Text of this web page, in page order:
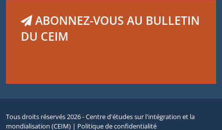
ABONNEZ-VOUS AU BULLETIN
DU CEIM
Tous droits réservés 2026 - Centre d'études sur l'intégration et la
mondialisation (CEIM) | Politique de confidentialité